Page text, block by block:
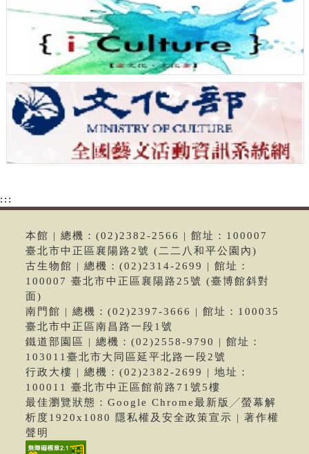
:::
本館 | 總機：(02)2382-2566 | 館址：100007
臺北市中正區襄陽路2號 (二二八和平公園內)
古生物館 | 總機：(02)2314-2699 | 館址：
100007 臺北市中正區襄陽路25號 (臺博館斜對
面)
南門館 | 總機：(02)2397-3666 | 館址：100035
臺北市中正區南昌路一段1號
鐵道部園區 | 總機：(02)2558-9790 | 館址：
103011臺北市大同區延平北路一段2號
行政大樓 | 總機：(02)2382-2699 | 地址：
100011 臺北市中正區館前路71號5樓
最佳瀏覽狀態：Google Chrome最新版╱螢幕解
析度1920x1080 隱私權及安全政策宣示 | 著作權
聲明